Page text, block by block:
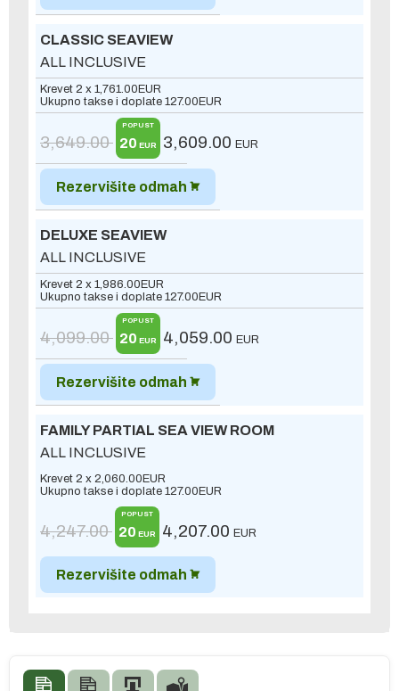
CLASSIC SEAVIEW
ALL INCLUSIVE
Krevet 2 x 1,761.00EUR
Ukupno takse i doplate 127.00EUR
3,649.00
POPUST
20 EUR 3,609.00 EUR
Rezervišite odmah
DELUXE SEAVIEW
ALL INCLUSIVE
Krevet 2 x 1,986.00EUR
Ukupno takse i doplate 127.00EUR
4,099.00
POPUST
20 EUR 4,059.00 EUR
Rezervišite odmah
FAMILY PARTIAL SEA VIEW ROOM
ALL INCLUSIVE
Krevet 2 x 2,060.00EUR
Ukupno takse i doplate 127.00EUR
4,247.00
POPUST
20 EUR 4,207.00 EUR
Rezervišite odmah